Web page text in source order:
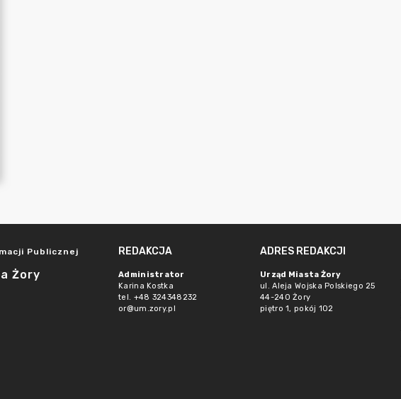
Publicznej
Żory
REDAKCJA
Administrator
Karina Kostka
tel. +48 324348232
or@um.zory.pl
ADRES REDAKCJI
Urząd Miasta Żory
ul. Aleja Wojska Polskiego 25
44-240 Żory
piętro 1, pokój 102